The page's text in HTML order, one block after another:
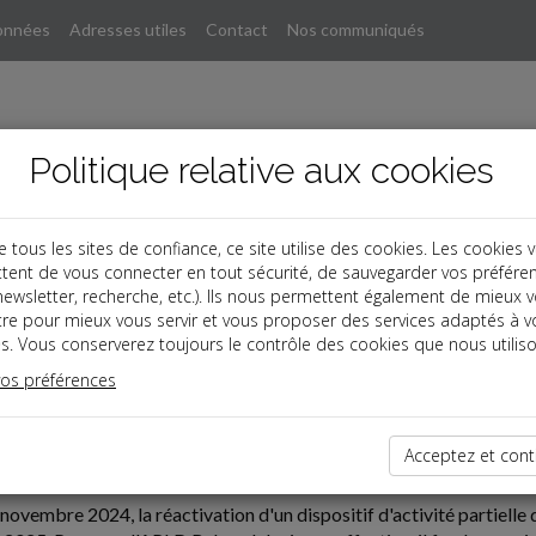
Adresses utiles Contact Nos communiqués
24
NOUVEAU DISPOSITIF D'ACTIVITÉ PARTIELLE DE
2024, la réactivation d'un dispositif d'activité partielle
Politique relative aux cookies
tous les sites de confiance, ce site utilise des cookies. Les cookies
de vous connecter en tout sécurité, de sauvegarder vos
recherche, etc.). Ils nous permettent également de mieux
pour mieux vous servir et vous proposer des services adaptés à
Vous conserverez toujours le contrôle des cookies que nous
préférences
Acceptez et